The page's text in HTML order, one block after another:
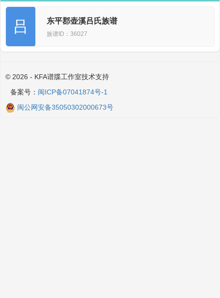
吕 东平郡壶溪吕氏族谱
族谱ID：36027
© 2026 - KFA谱牒工作室技术支持
备案号： 闽ICP备07041874号-1
闽公网安备35050302000673号